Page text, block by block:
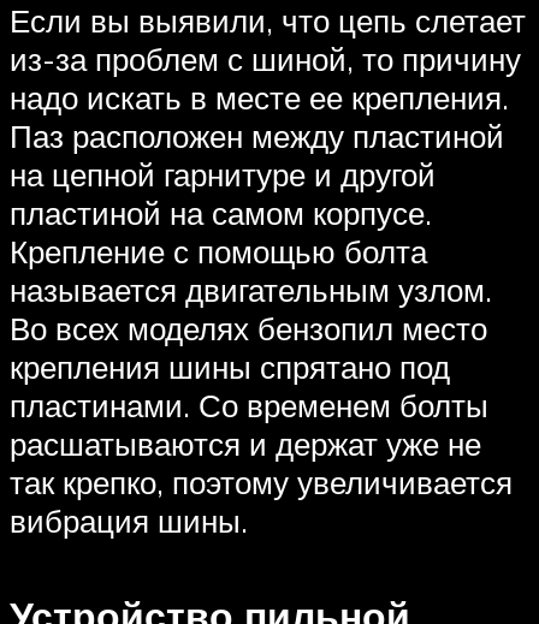
Если вы выявили, что цепь слетает
из-за проблем с шиной, то причину
надо искать в месте ее крепления.
Паз расположен между пластиной
на цепной гарнитуре и другой
пластиной на самом корпусе.
Крепление с помощью болта
называется двигательным узлом.
Во всех моделях бензопил место
крепления шины спрятано под
пластинами. Со временем болты
расшатываются и держат уже не
так крепко, поэтому увеличивается
вибрация шины.